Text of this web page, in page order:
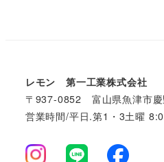
ー
ジ
レモン 第一工業株式会社
〒937-0852 富山県魚津市
営業時間/平日.第1・3土曜